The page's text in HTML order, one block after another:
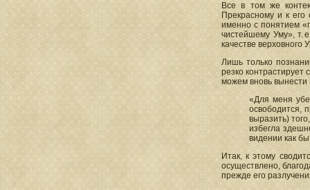
Все в том же
Прекрасному и к
именно с понятием
чистейшему Уму», т.
качестве верховного
Лишь только
резко
можем вновь вынести
«Для меня
освободится,
выразить)
избегла
видении как
Итак, к этому
осуществлено,
прежде его